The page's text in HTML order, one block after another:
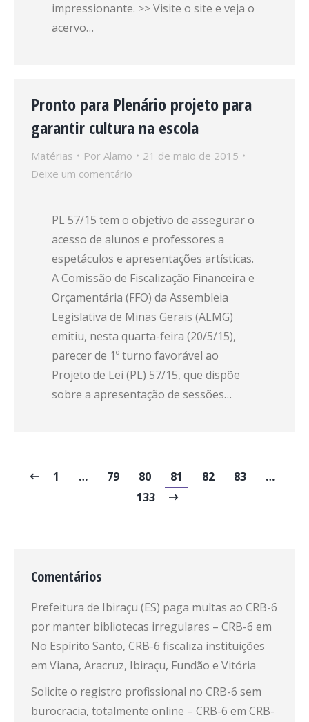
impressionante. >> Visite o site e veja o
acervo…
Pronto para Plenário projeto para
garantir cultura na escola
Matérias Por Alamo
21 de maio de 2015
Deixe um comentário
PL 57/15 tem o objetivo de assegurar o
acesso de alunos e professores a
espetáculos e apresentações artísticas.
A Comissão de Fiscalização Financeira e
Orçamentária (FFO) da Assembleia
Legislativa de Minas Gerais (ALMG)
emitiu, nesta quarta-feira (20/5/15),
parecer de 1º turno favorável ao
Projeto de Lei (PL) 57/15, que dispõe
sobre a apresentação de sessões…
1 … 79 80 81 82 83
…
133
Comentários
Prefeitura de Ibiraçu (ES) paga multas ao CRB-6
por manter bibliotecas irregulares – CRB-6 em
No Espírito Santo, CRB-6 fiscaliza instituições
em Viana, Aracruz, Ibiraçu, Fundão e Vitória
Solicite o registro profissional no CRB-6 sem
burocracia, totalmente online – CRB-6 em CRB-